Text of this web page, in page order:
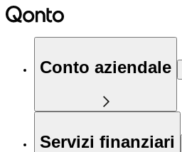
Conto aziendale
Servizi finanziari